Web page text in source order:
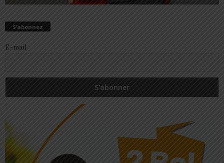
S’abonnez
E-mail